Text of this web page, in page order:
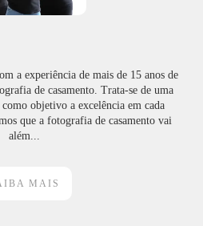
a experiência de mais de 15 anos de
de casamento. Trata-se de uma
objetivo a excelência em cada
que a fotografia de casamento vai
além...
MAIS